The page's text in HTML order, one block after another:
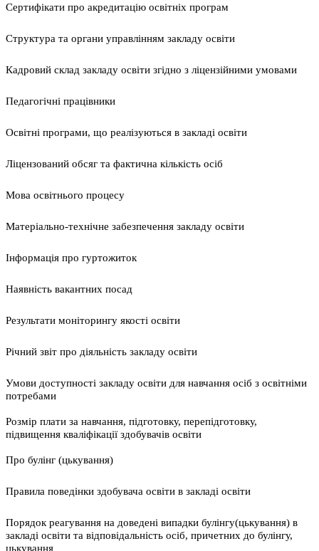
Сертифікати про акредитацію освітніх програм
Структура та органи управлінням закладу освіти
Кадровий склад закладу освіти згідно з ліцензійними умовами
Педагогічні працівники
Освітні програми, що реалізуються в закладі освіти
Ліцензований обсяг та фактична кількість осіб
Мова освітнього процесу
Матеріально-технічне забезпечення закладу освіти
Інформація про гуртожиток
Наявність вакантних посад
Результати моніторингу якості освіти
Річний звіт про діяльність закладу освіти
Умови доступності закладу освіти для навчання осіб з освітніми
потребами
Розмір плати за навчання, підготовку, перепідготовку,
підвищення кваліфікації здобувачів освіти
Про булінг (цькування)
Правила поведінки здобувача освіти в закладі освіти
Порядок реагування на доведені випадки булінгу(цькування) в
закладі освіти та відповідальність осіб, причетних до булінгу,
цькування